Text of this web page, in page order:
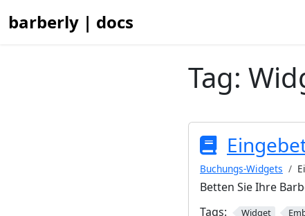
barberly | docs
Tag:
Buchungs-Widgets
Betten Sie Ihre
Tags:
Widget